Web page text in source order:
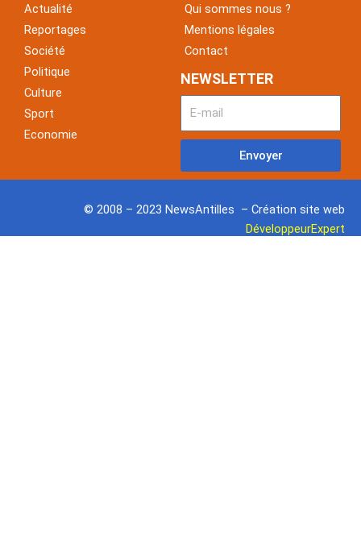
o
o
k
Actualité
Reportages
Société
Politique
Culture
Sport
Economie
Qui sommes nous ?
Mentions légales
Contact
NEWSLETTER
Envoyer
© 2008 – 2023 NewsAntilles – Création site web
DéveloppeurExpert